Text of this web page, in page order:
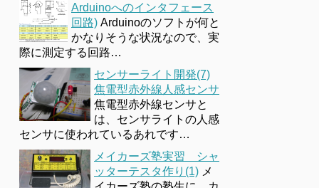
Arduinoへのインタフェース
回路) Arduinoのソフトが何と
かなりそうな状況なので、実
際に測定する回路…
センサーライト開発(7)
焦電型赤外線人感センサ
焦電型赤外線センサと
は、センサライトの人感
センサに使われているあれです…
メイカーズ塾実習 シャ
ッターテスタ作り(1) メ